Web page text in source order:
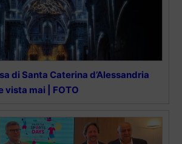
di Santa Caterina d’Alessandria
vista mai | FOTO